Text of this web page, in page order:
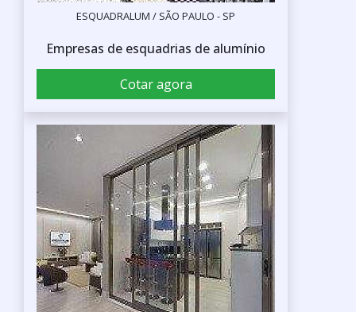
ESQUADRALUM / SÃO PAULO - SP
Empresas de esquadrias de alumínio
Cotar agora